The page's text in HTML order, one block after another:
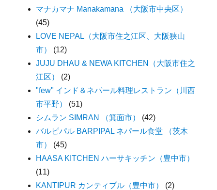
マナカマナ Manakamana （大阪市中央区）
(45)
LOVE NEPAL（大阪市住之江区、大阪狭山
市）
(12)
JUJU DHAU & NEWA KITCHEN（大阪市住之
江区）
(2)
"few" インド＆ネパール料理レストラン（川西
市平野）
(51)
シムラン SIMRAN （箕面市）
(42)
バルピパル BARPIPAL ネパール食堂 （茨木
市）
(45)
HAASA KITCHEN ハーサキッチン（豊中市）
(11)
KANTIPUR カンティプル（豊中市）
(2)